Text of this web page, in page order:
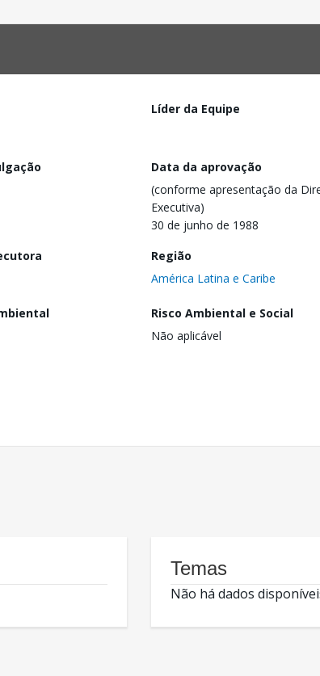
Líder da Equipe
Data da aprovação
(conforme apresentação da
Executiva)
30 de junho de 1988
Região
América Latina e Caribe
Risco Ambiental e Social
Não aplicável
Temas
Não há dados